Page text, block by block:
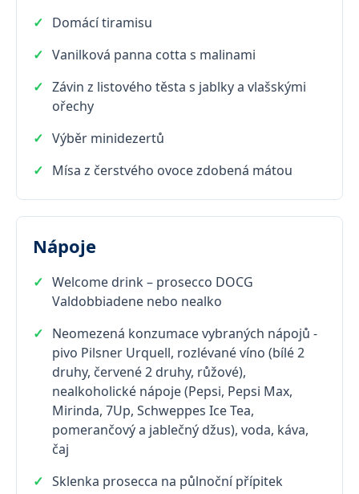
Domácí tiramisu
Vanilková panna cotta s malinami
Závin z listového těsta s jablky a vlašskými
ořechy
Výběr minidezertů
Mísa z čerstvého ovoce zdobená mátou
Nápoje
Welcome drink – prosecco DOCG
Valdobbiadene nebo nealko
Neomezená konzumace vybraných nápojů -
pivo Pilsner Urquell, rozlévané víno (bílé 2
druhy, červené 2 druhy, růžové),
nealkoholické nápoje (Pepsi, Pepsi Max,
Mirinda, 7Up, Schweppes Ice Tea,
pomerančový a jablečný džus), voda, káva,
čaj
Sklenka prosecca na půlnoční přípitek